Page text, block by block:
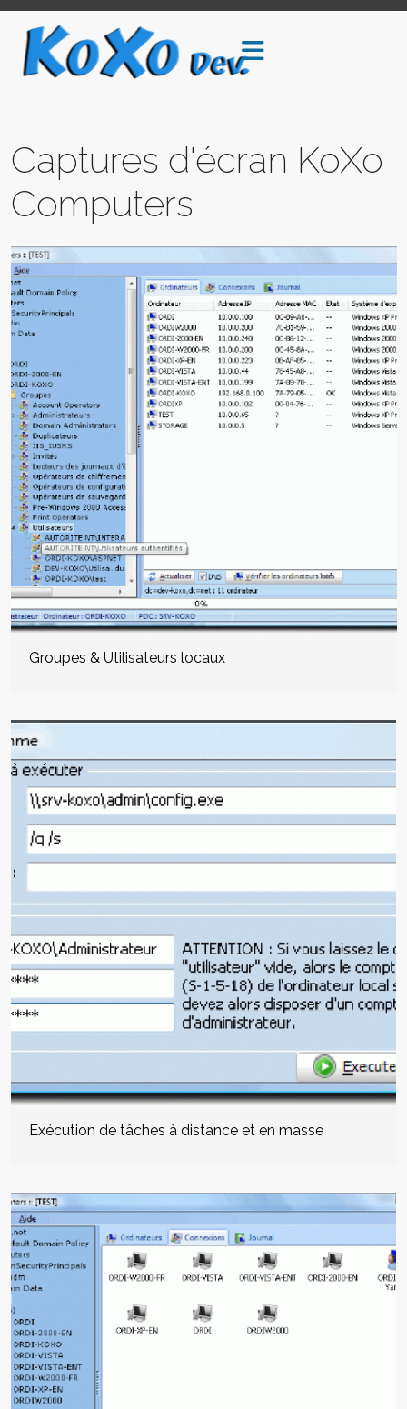
Captures d'écran KoXo
Computers
Groupes & Utilisateurs locaux
Exécution de tâches à distance et en masse